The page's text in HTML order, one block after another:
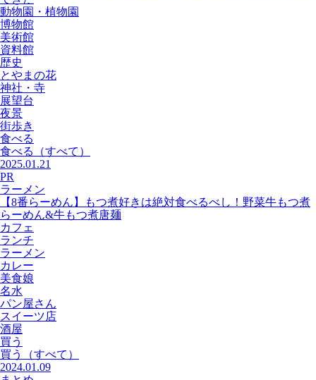
動物園・植物園
博物館
美術館
資料館
歴史
とやまの花
神社・寺
展望台
夜景
街歩き
食べる
食べる
（すべて）
2025.01.21
PR
ラーメン
【8番らーめん】もつ煮好きは絶対食べるべし！野菜牛もつ煮
らーめん&牛もつ煮唐麺
カフェ
ランチ
ラーメン
カレー
美食娘
名水
パン屋さん
スイーツ店
酒屋
買う
買う
（すべて）
2024.01.09